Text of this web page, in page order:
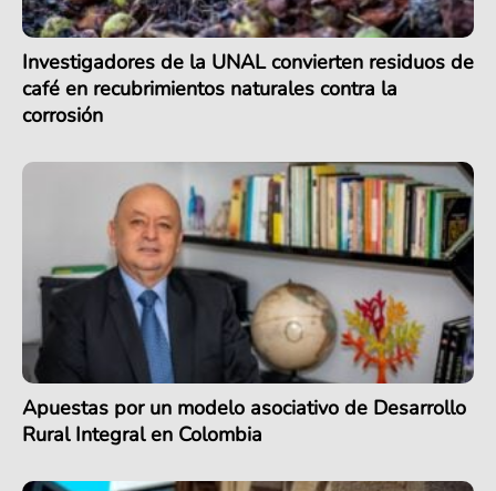
Investigadores de la UNAL convierten residuos de
café en recubrimientos naturales contra la
corrosión
Apuestas por un modelo asociativo de Desarrollo
Rural Integral en Colombia